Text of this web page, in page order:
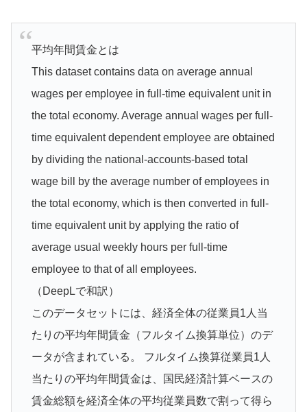
平均年間賃金とは
This dataset contains data on average annual
wages per employee in full-time equivalent unit in
the total economy. Average annual wages per full-
time equivalent dependent employee are obtained
by dividing the national-accounts-based total
wage bill by the average number of employees in
the total economy, which is then converted in full-
time equivalent unit by applying the ratio of
average usual weekly hours per full-time
employee to that of all employees.
（DeepLで和訳）
このデータセットには、経済全体の従業員1人当
たりの平均年間賃金（フルタイム換算単位）のデ
ータが含まれている。 フルタイム換算従業員1人
当たりの平均年間賃金は、国民経済計算ベースの
賃金総額を経済全体の平均従業員数で割って得ら